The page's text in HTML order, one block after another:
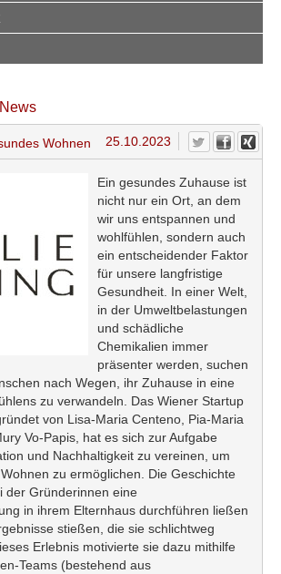
Wohnen 25.10.2023
Ein gesundes Zuhause ist
nicht nur ein Ort, an dem
wir uns entspannen und
wohlfühlen, sondern auch
ein entscheidender Faktor
für unsere langfristige
Gesundheit. In einer Welt,
in der Umweltbelastungen
und schädliche
Chemikalien immer
präsenter werden, suchen
nach Wegen, ihr Zuhause in eine
zu verwandeln. Das Wiener Startup
von Lisa-Maria Centeno, Pia-Maria
Vo-Papis, hat es sich zur Aufgabe
und Nachhaltigkeit zu vereinen, um
zu ermöglichen. Die Geschichte
der Gründerinnen eine
in ihrem Elternhaus durchführen ließen
stießen, die sie schlichtweg
Erlebnis motivierte sie dazu mithilfe
Teams (bestehend aus